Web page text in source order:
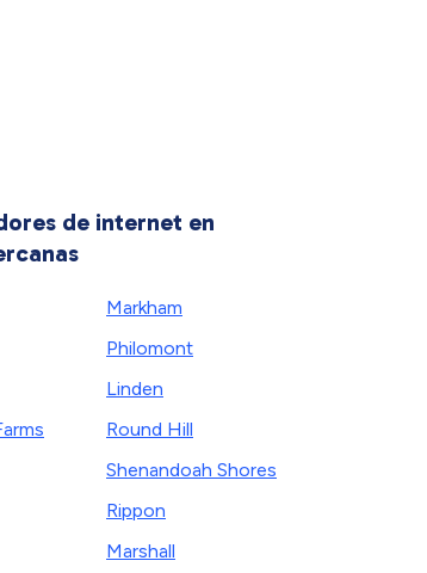
de internet en
Markham
Philomont
Linden
Round Hill
Shenandoah Shores
Rippon
Marshall